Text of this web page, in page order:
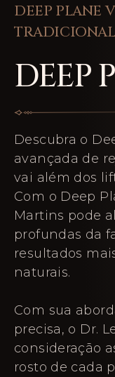
DEEP PLANE
TRADICIONAL
DEEP
Descubra o
avançada de
vai além dos
Com o Deep
Martins pode
profundas da
resultados
naturais.
Com sua
precisa, o Dr.
consideração
rosto de cada